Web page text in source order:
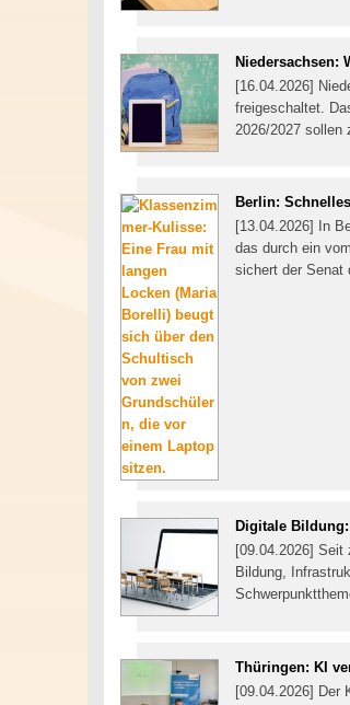
Niedersachsen:
[16.04.2026]
freigeschaltet.
2026/2027 sollen
Berlin:
[13.04.2026] In
das durch ein
sichert der Senat
Digitale
[09.04.2026] Seit
Bildung,
Thüringen: KI
[09.04.2026] Der